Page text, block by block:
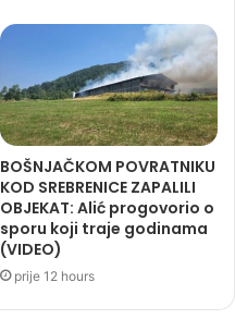
BOŠNJAČKOM POVRATNIKU
KOD SREBRENICE ZAPALILI
OBJEKAT: Alić progovorio o
sporu koji traje godinama
(VIDEO)
prije 12 hours